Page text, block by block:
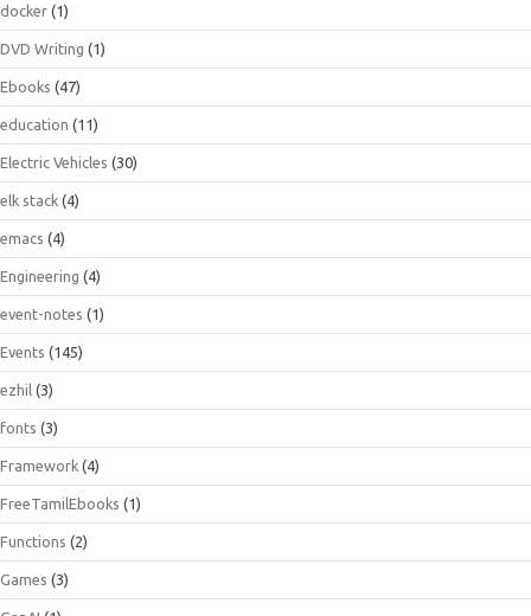
docker (1)
DVD Writing (1)
Ebooks (47)
education (11)
Electric Vehicles (30)
elk stack (4)
emacs (4)
Engineering (4)
event-notes (1)
Events (145)
ezhil (3)
fonts (3)
Framework (4)
FreeTamilEbooks (1)
Functions (2)
Games (3)